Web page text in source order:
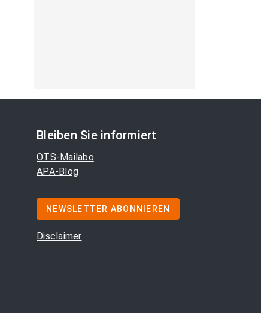
Bleiben Sie informiert
OTS-Mailabo
APA-Blog
NEWSLETTER ABONNIEREN
Disclaimer